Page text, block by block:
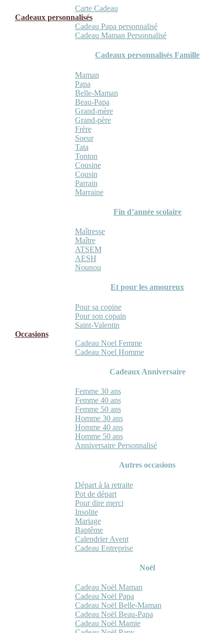
Carte Cadeau
Cadeaux personnalisés
Cadeau Papa personnalisé
Cadeau Maman Personnalisé
Cadeaux personnalisés Famille
Maman
Papa
Belle-Maman
Beau-Papa
Grand-mère
Grand-père
Frère
Soeur
Tata
Tonton
Cousine
Cousin
Parrain
Marraine
Fin d’année scolaire
Maîtresse
Maître
ATSEM
AESH
Nounou
Et pour les amoureux
Pour sa copine
Pour son copain
Saint-Valentin
Occasions
Cadeau Noel Femme
Cadeau Noel Homme
Cadeaux Anniversaire
Femme 30 ans
Femme 40 ans
Femme 50 ans
Homme 30 ans
Homme 40 ans
Homme 50 ans
Anniversaire Personnalisé
Autres occasions
Départ à la retraite
Pot de départ
Pour dire merci
Insolite
Mariage
Baptême
Calendrier Avent
Cadeau Entreprise
Noël
Cadeau Noël Maman
Cadeau Noël Papa
Cadeau Noël Belle-Maman
Cadeau Noël Beau-Papa
Cadeau Noël Mamie